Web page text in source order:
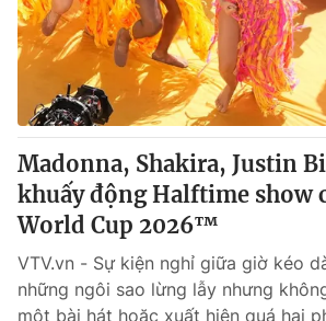
Sản phẩm
Thị trường
Tư vấn
Lịch phát sóng
Chuyên mục khác
Emagazine Podcast
Photo
Video Shorts
Madonna, Shakira, Justin
khuấy động Halftime show
World Cup 2026™
VTV.vn - Sự kiện nghỉ giữa giờ kéo
những ngôi sao lừng lẫy nhưng
một bài hát hoặc xuất hiện quá hai